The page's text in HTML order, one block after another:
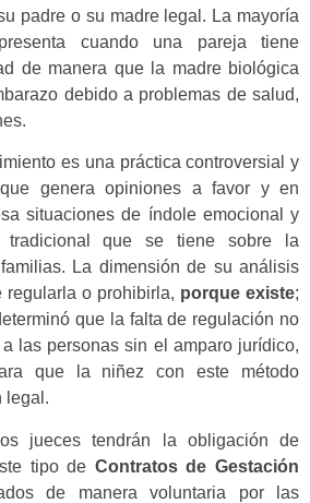
padre o su madre legal. La mayoría
cuando una pareja tiene
de manera que la madre biológica
debido a problemas de salud,
es una práctica controversial y
genera opiniones a favor y en
situaciones de índole emocional y
que se tiene sobre la
La dimensión de su análisis
regularla o prohibirla, porque existe;
que la falta de regulación no
las personas sin el amparo jurídico,
que la niñez con este método
legal.
jueces tendrán la obligación de
tipo de Contratos de Gestación
de manera voluntaria por las